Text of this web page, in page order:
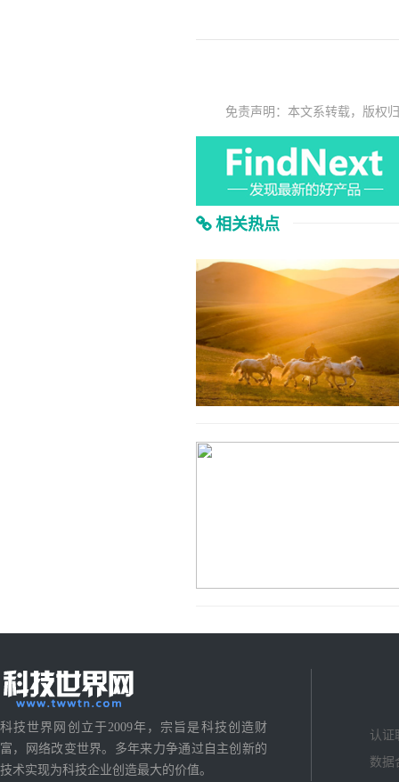
免责声明：本文系转载，版权
相关热点
科技世界网创立于2009年，宗旨是科技创造财
富，网络改变世界。多年来力争通过自主创新的
技术实现为科技企业创造最大的价值。
认证
数据